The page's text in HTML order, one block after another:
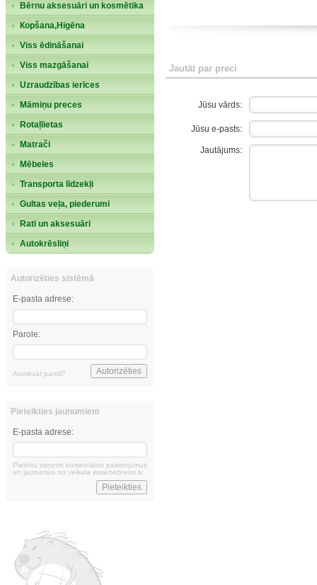
Bērnu aksesuāri un kosmētika
Кopšana,Higēna
Viss ēdināšanai
Viss mazgāšanai
Uzraudzības ierīces
Māmiņu preces
Rotaļlietas
Matrači
Mēbeles
Transporta līdzekļi
Gultas veļa, piederumi
Rati un aksesuāri
Autokrēsliņi
Autorizēties sistēmā
E-pasta adrese:
Parole:
Aizmirsāt paroli?
Pieteikties jaunumiem
E-pasta adrese:
Piekrītu saņemt komerciālos paziņojumus
un jaunumus no veikala www.bebrens.lv
Jautāt par preci
Jūsu vārds:
Jūsu e-pasts:
Jautājums: